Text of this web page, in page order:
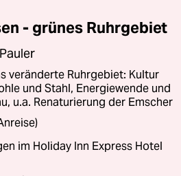
- grünes Ruhrgebiet
veränderte Ruhrgebiet: Kultur
und Stahl, Energiewende und
u.a. Renaturierung der Emscher
im Holiday Inn Express Hotel